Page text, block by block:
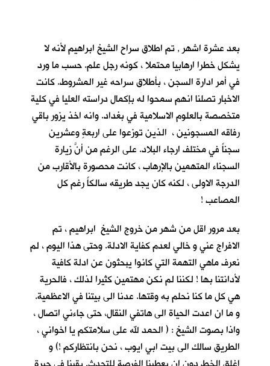
بعد عشرة اشهر , تم اطلاق سراح الشيخ ابراهيم لأنه لا
يشكل خطرا ارهابيا محتملا ، كونه رجل علم. حسب ما ورد
في أمر ادارة السجن ، بأطلاق سراحه غير المشروط. كانت
الاخبار تصلنا انهم سمحوا له بإكمال دراسته العليا في كلية
متخصصة بالعلوم الاسلامية في بغداد. وانه اخذ يزور باقي
رفاقه المسجونين ، الذين توزعوا على اربعةٍ وعشرين
سجناً في مختلف ارجاء البلاد. على الرغم من أنَّ زيارة
السجناء المتهمين بالإرهاب ، كانت محصورة بالأقارب من
الدرجة الاولى ، لكنه كان يجد طريقه سالكاً رغم كل
المصاعب !
بعد مرور اقل من شهر من خروج الشيخ ابراهيم ، تم
الافراج عني و خالي لعدم كفاية الادلة. وحتى هذا اليوم ، لم
نعرف ماهي التهمة التي كانوا يبحثون عن ادلة كافية
لأدانتنا بها ! لكننا لم نكن مهتمين كثيرا لذلك ، فالحرية
هي كل ما كنا نحلم به وقتها. عدنا الى بيتنا في الاعظمية.
و ما ان اعدت الحياة الى هاتفي النقال، حتى جاءني اتصال ،
واذا بصوت الشيخ : ( الحمد لله على سلامتكم يا اخواني ،
الطريق سالك الى بيت ابي ايوب ، نحن بانتظاركم !) و